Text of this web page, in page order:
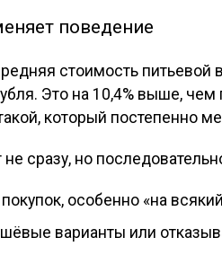
поведение
стоимость питьевой
Это на 10,4% выше, чем
который постепенно
не сразу, но
особенно «на
варианты или